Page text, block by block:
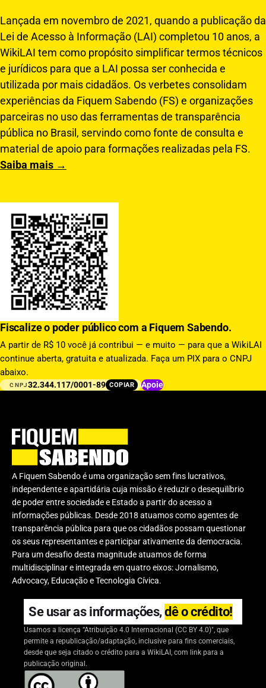
Lançada em novembro de 2021, quando a publicação da
Lei de Acesso à Informação (LAI) completou 10 anos, a
WikiLAI tem como propósito simplificar termos técnicos
e jurídicos para que a LAI possa ser conhecida e
utilizada por mais cidadãos. Os verbetes consolidam
experiências da Fiquem Sabendo (FS) e organizações
parceiras no uso das ferramentas de transparência
pública no Brasil, servindo como fonte de consulta e
material de apoio para formações realizadas pela FS.
Saiba mais →
Fiscalize o poder público com a Fiquem Sabendo.
A partir de R$ 10 você já contribui — e muito — para que a WikiLAI
continue aberta, gratuita e atualizada. Faça um PIX para o CNPJ
abaixo.
CNPJ32.344.117/0001-89 COPIAR Apoie
A Fiquem Sabendo é uma organização sem fins lucrativos,
independente e apartidária cuja missão é reduzir o desequilíbrio
de poder entre sociedade e Estado a partir do acesso a
informações públicas. Desde 2018 atuamos como agentes de
transparência pública para que os cidadãos possam questionar
os seus representantes e participar ativamente da democracia.
Para um desafio desta magnitude atuamos de forma
multidisciplinar e integrada em quatro eixos: Jornalismo,
Advocacy, Educação e Tecnologia Cívica.
Se usar as informações,dê o crédito!
Usamos a licença “Atribuição 4.0 Internacional (CC BY 4.0)", que
permite a republicação/adaptação, inclusive para fins comerciais,
desde que seja citado o crédito para a WikiLAI, com link para a
publicação original.